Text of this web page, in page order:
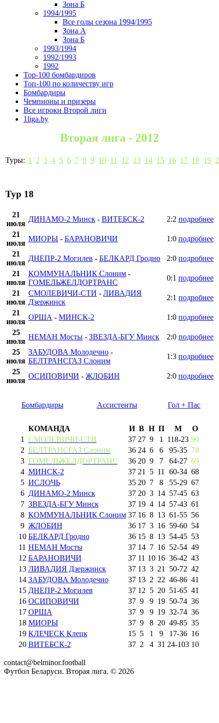
Зона Б
1994/1995
Все голы сезона 1994/1995
Зона А
Зона Б
1993/1994
1992/1993
1992
Top-100 бомбардиров
Топ-100 по количеству игр
Бомбардиры
Чемпионы и призеры
Все игроки Второй лиги
1liga.by
Вторая лига - 2012
Туры: 1 2 3 4 5 6 7 8 9 10 11 12 13 14 15 16 17 18 19
Тур 18
21
июля
ДИНАМО-2 Минск - ВИТЕБСК-2 2:2 подробнее
21
июля
МИОРЫ - БАРАНОВИЧИ 1:0 подробнее
21
июля
ДНЕПР-2 Могилев - БЕЛКАРД Гродно 2:0 подробнее
21
июля
КОММУНАЛЬНИК Слоним -
ГОМЕЛЬЖЕЛДОРТРАНС
0:1 подробнее
21
июля
СМОЛЕВИЧИ-СТИ - ЛИВАДИЯ
Дзержинск
2:1 подробнее
21
июля
ОРША - МИНСК-2 1:0 подробнее
25
июля
НЕМАН Мосты - ЗВЕЗДА-БГУ Минск 2:0 подробнее
25
июля
ЗАБУДОВА Молодечно -
БЕЛТРАНСГАЗ Слоним
1:3 подробнее
25
июля
ОСИПОВИЧИ - ЖЛОБИН 2:0 подробнее
Бомбардиры Ассистенты Гол + Пас
КОМАНДА И В Н П М
О
1
СМОЛЕВИЧИ-СТИ 37 27 9 1 118-23 90
2 БЕЛТРАНСГАЗ Слоним 36 24 6 6 95-35 78
3 ГОМЕЛЬЖЕЛДОРТРАНС 36 20 9 7 64-27 69
4 МИНСК-2 37 21 5 11 60-34 68
5 ИСЛОЧЬ 35 20 7 8 55-29 67
6 ДИНАМО-2 Минск 37 20 3 14 57-45 63
7 ЗВЕЗДА-БГУ Минск 37 19 4 14 57-43 61
8 КОММУНАЛЬНИК Слоним 37 16 8 13 61-55 56
9 ЖЛОБИН 36 17 3 16 59-60 54
10 БЕЛКАРД Гродно 36 15 8 13 54-45 53
11 НЕМАН Мосты 37 14 7 16 52-54 49
12 БАРАНОВИЧИ 37 11 10 16 36-42 43
13 ЛИВАДИЯ Дзержинск 37 13 3 21 50-72 42
14 ЗАБУДОВА Молодечно 37 13 2 22 46-86 41
15 ДНЕПР-2 Могилев 37 12 5 20 51-65 41
16 ОСИПОВИЧИ 37 9 9 19 50-74 36
17 ОРША 37 9 9 19 32-74 36
18 МИОРЫ 37 9 8 20 49-85 35
19 КЛЕЧЕСК Клецк 15 5 1 9 17-36 16
20 ВИТЕБСК-2 37 2 4 31 24-103 10
contact@belminor.football
Футбол Беларуси. Вторая лига. © 2026